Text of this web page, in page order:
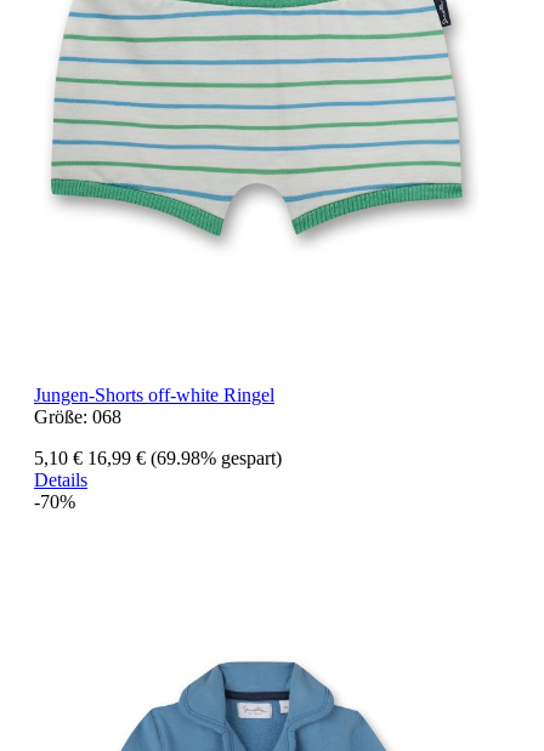
Jungen-Shorts off-white Ringel
Größe: 068
5,10 € 16,99 € (69.98% gespart)
Details
-70%